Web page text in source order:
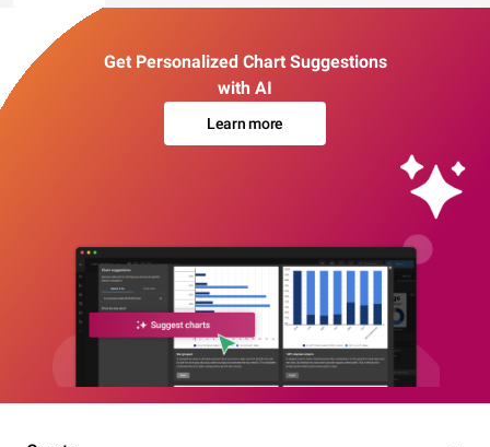
Get Personalized Chart Suggestions
with AI
Learn more